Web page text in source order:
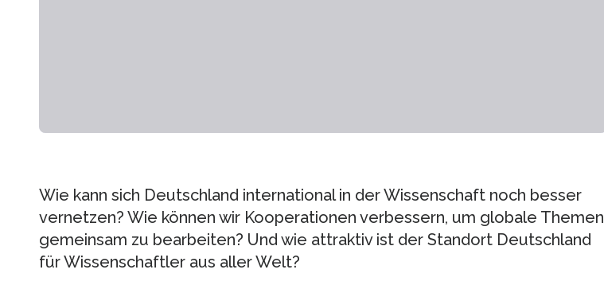
Wie kann sich Deutschland international in der Wissenschaft noch besser
vernetzen? Wie können wir Kooperationen verbessern, um globale Themen
gemeinsam zu bearbeiten? Und wie attraktiv ist der Standort Deutschland
für Wissenschaftler aus aller Welt?